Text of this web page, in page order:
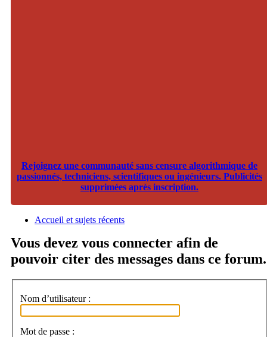
Rejoignez une communauté sans censure algorithmique de
passionnés, techniciens, scientifiques ou ingénieurs. Publicités
supprimées après inscription.
Accueil et sujets récents
Vous devez vous connecter afin de
pouvoir citer des messages dans ce forum.
Nom d’utilisateur :
Mot de passe :